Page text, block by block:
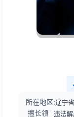
所在地区:辽宁
擅长领
违法